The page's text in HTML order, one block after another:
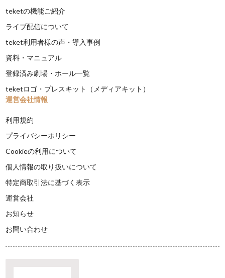
teketの機能ご紹介
ライブ配信について
teket利用者様の声・導入事例
資料・マニュアル
登録済み劇場・ホール一覧
teketロゴ・プレスキット（メディアキット）
運営会社情報
利用規約
プライバシーポリシー
Cookieの利用について
個人情報の取り扱いについて
特定商取引法に基づく表示
運営会社
お知らせ
お問い合わせ